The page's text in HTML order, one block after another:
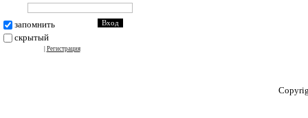
запомнить
скрытый
Регистрация